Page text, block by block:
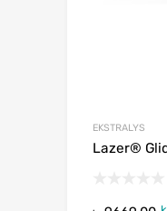
EKSTRALYS
Lazer®